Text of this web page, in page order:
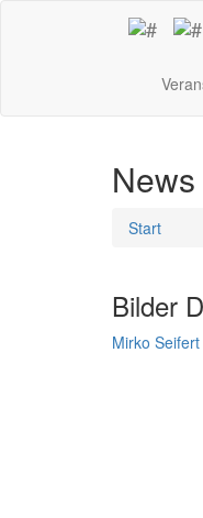
News
Start
Bilder
Mirko Seifert